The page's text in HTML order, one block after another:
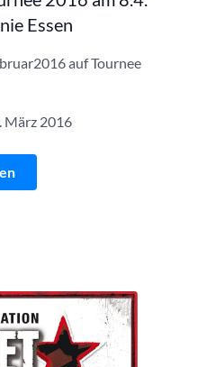
Essen
auf Tournee
März 2016